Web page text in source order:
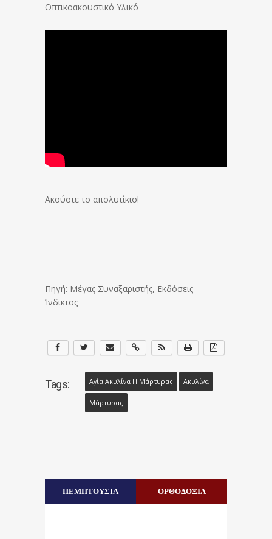
Οπτικοακουστικό Υλικό
Ακούστε το απολυτίκιο!
Πηγή: Μέγας Συναξαριστής, Εκδόσεις
Ίνδικτος
Tags: Αγία Ακυλίνα Η Μάρτυρας Ακυλίνα
Μάρτυρας
ΠΕΜΠΤΟΥΣΙΑ ΟΡΘΟΔΟΞΙΑ